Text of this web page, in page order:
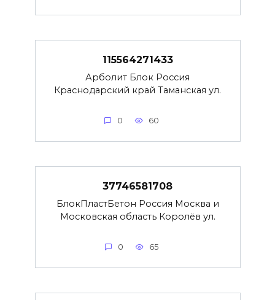
115564271433
Арболит Блок Россия
Краснодарский край Таманская ул.
0 60
37746581708
БлокПластБетон Россия Москва и
Московская область Королёв ул.
0 65